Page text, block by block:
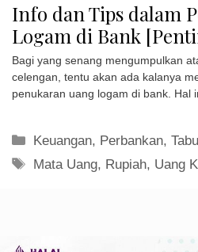
Info dan Tips dalam
Logam di Bank
Bagi yang senang mengumpulkan
celengan, tentu akan ada kalanya
penukaran uang logam di bank. Hal
Kategori
Keuangan, Perbankan,
Tag
Mata Uang, Rupiah, Uang